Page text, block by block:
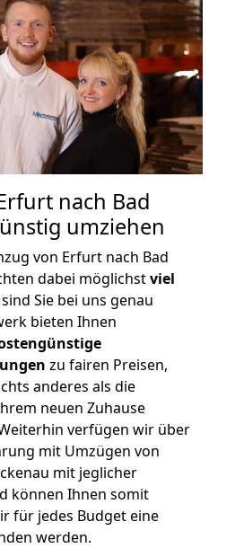
nach Bad
umziehen
von Erfurt nach Bad
dabei möglichstviel
Sie bei uns genau
bieten Ihnen
zu fairen Preisen,
anderes als die
neuen Zuhause
verfügen wir über
mit Umzügen von
mit jeglicher
können Ihnen somit
für jedes Budget eine
werden.